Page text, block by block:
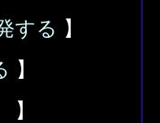
する 】
】
】